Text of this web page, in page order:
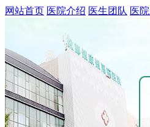
网站首页 医院介绍 医生团队 医